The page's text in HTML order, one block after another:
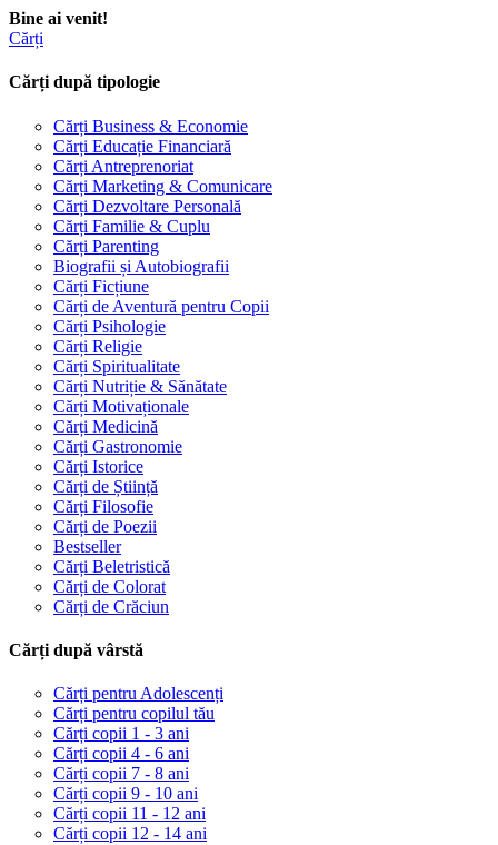
Bine ai venit!
Cărți
Cărți după tipologie
Cărți Business & Economie
Cărți Educație Financiară
Cărți Antreprenoriat
Cărți Marketing & Comunicare
Cărți Dezvoltare Personală
Cărți Familie & Cuplu
Cărți Parenting
Biografii și Autobiografii
Cărți Ficțiune
Cărți de Aventură pentru Copii
Cărți Psihologie
Cărți Religie
Cărți Spiritualitate
Cărți Nutriție & Sănătate
Cărți Motivaționale
Cărți Medicină
Cărți Gastronomie
Cărți Istorice
Cărți de Știință
Cărți Filosofie
Cărți de Poezii
Bestseller
Cărți Beletristică
Cărți de Colorat
Cărți de Crăciun
Cărți după vârstă
Cărți pentru Adolescenți
Cărți pentru copilul tău
Cărți copii 1 - 3 ani
Cărți copii 4 - 6 ani
Cărți copii 7 - 8 ani
Cărți copii 9 - 10 ani
Cărți copii 11 - 12 ani
Cărți copii 12 - 14 ani